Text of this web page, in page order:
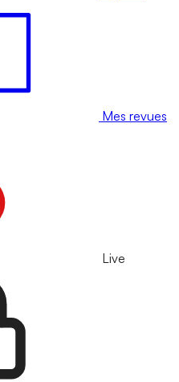
Mes revues
Live